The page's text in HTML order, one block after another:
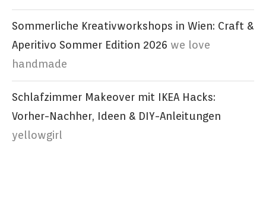
Sommerliche Kreativworkshops in Wien: Craft &
Aperitivo Sommer Edition 2026 we love
handmade
Schlafzimmer Makeover mit IKEA Hacks:
Vorher-Nachher, Ideen & DIY-Anleitungen
yellowgirl